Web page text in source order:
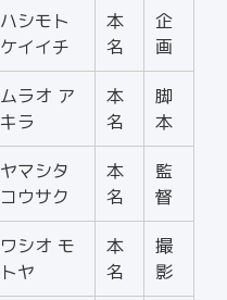
ハシモト
ケイイチ
本
名
企
画
ムラオ ア
キラ
本
名
脚
本
ヤマシタ
コウサク
本
名
監
督
ワシオ モ
トヤ
本
名
撮
影